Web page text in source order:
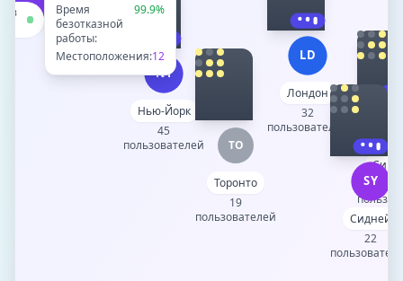
NY
Нью-Йорк
45
пользователей
LD
Лондон
32
пользователей
TO
Торонто
19
пользователей
SY
Сидней
22
Время
безотказной
работы:
99.9%
Местоположения:12